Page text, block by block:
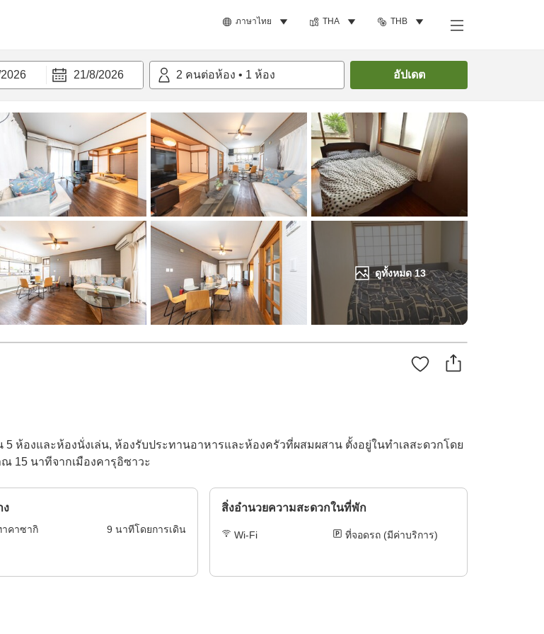
ภาษาไทย THA THB
21/8/2026 2 คนต่อห้อง • 1 ห้อง อัปเดต
ดูทั้งหมด13
ค้นหาห้องพัก
องและห้องนั่งเล่น, ห้องรับประทานอาหารและห้องครัวที่ผสมผสาน ตั้งอยู่ในทำเลสะดวกโดย
15 นาทีจากเมืองคารุอิซาวะ
ง
คาซากิ 9 นาทีโดยการเดิน
สิ่งอำนวยความสะดวกในที่พัก
Wi-Fi ที่จอดรถ (มีค่าบริการ)